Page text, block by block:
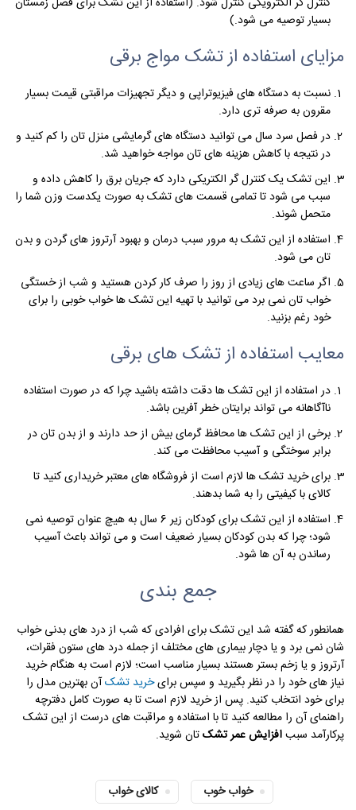
بسیار توصیه می شود.)
مزایای استفاده از تشک مواج برقی
نسبت به دستگاه های فیزیوتراپی و دیگر تجهیزات مراقبتی قیمت بسیار
مقرون به صرفه تری دارد.
در فصل سرد سال می توانید دستگاه های گرمایشی منزل تان را کم کنید و
در نتیجه با کاهش هزینه های تان مواجه خواهید شد.
این تشک یک کنترل گر الکتریکی دارد که جریان برق را کاهش داده و
سبب می شود تا تمامی قسمت های تشک به صورت یکدست وزن شما را
متحمل شوند.
استفاده از این تشک به مرور سبب درمان و بهبود آرتروز های گردن و بدن
تان می شود.
اگر ساعت های زیادی از روز را صرف کار کردن هستید و شب از خستگی
خواب تان نمی برد می توانید با تهیه این تشک ها خواب خوبی را برای
خود رغم بزنید.
معایب استفاده از تشک های برقی
در استفاده از این تشک ها دقت داشته باشید چرا که در صورت استفاده
ناآگاهانه می تواند برایتان خطر آفرین باشد.
برخی از این تشک ها محافظ گرمای بیش از حد دارند و از بدن تان در
برابر سوختگی و آسیب محافظت می کند.
برای خرید تشک ها لازم است از فروشگاه های معتبر خریداری کنید تا
کالای با کیفیتی را به شما بدهند.
استفاده از این تشک برای کودکان زیر 6 سال به هیچ عنوان توصیه نمی
شود؛ چرا که بدن کودکان بسیار ضعیف است و می تواند باعث آسیب
رساندن به آن ها شود.
جمع بندی
همانطور که گفته شد این تشک برای افرادی که شب از درد های بدنی خواب
شان نمی برد و یا دچار بیماری های مختلف از جمله درد های ستون فقرات،
آرتروز و یا زخم بستر هستند بسیار مناسب است؛ لازم است به هنگام خرید
نیاز های خود را در نظر بگیرید و سپس برایخرید تشکآن بهترین مدل را
برای خود انتخاب کنید. پس از خرید لازم است تا به صورت کامل دفترچه
راهنمای آن را مطالعه کنید تا با استفاده و مراقبت های درست از این تشک
پرکارآمد سببافزایش عمر تشکتان شوید.
خواب خوب کالای خواب